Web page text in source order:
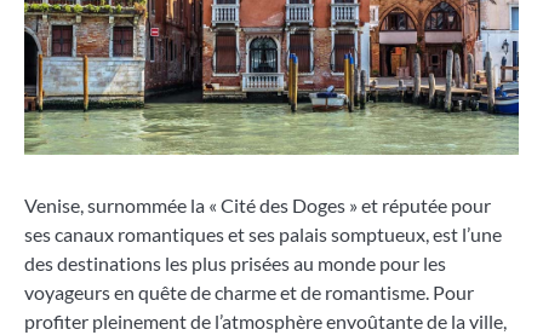
Venise, surnommée la « Cité des Doges » et réputée pour
ses canaux romantiques et ses palais somptueux, est l’une
des destinations les plus prisées au monde pour les
voyageurs en quête de charme et de romantisme. Pour
profiter pleinement de l’atmosphère envoûtante de la ville,